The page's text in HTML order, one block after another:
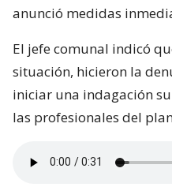
anunció medidas
El jefe comunal indicó
situación, hicieron la
iniciar una indagación
las profesionales del